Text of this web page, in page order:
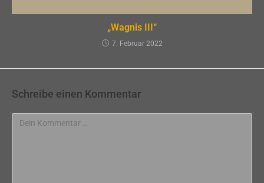
„Wagnis III“
7. Februar 2022
Schreibe einen Kommentar
Kommentar